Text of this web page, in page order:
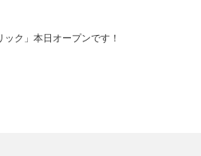
ク」本日オープンです！